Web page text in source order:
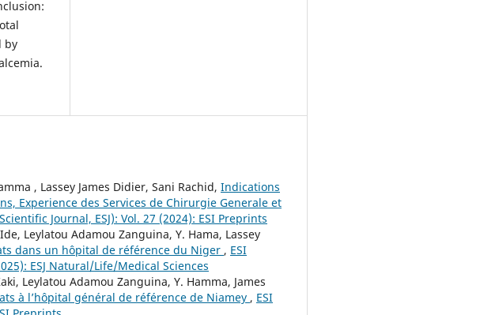
by
, Lassey James Didier, Sani Rachid, Indications
Experience des Services de Chirurgie Generale et
Journal, ESJ): Vol. 27 (2024): ESI Preprints
Leylatou Adamou Zanguina, Y. Hama, Lassey
dans un hôpital de référence du Niger , ESI
ESJ Natural/Life/Medical Sciences
Leylatou Adamou Zanguina, Y. Hamma, James
à l’hôpital général de référence de Niamey , ESI